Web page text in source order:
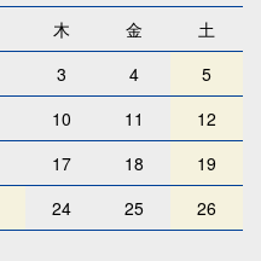
木 金
土
3 4
5
10 11
12
17 18
19
24 25
26